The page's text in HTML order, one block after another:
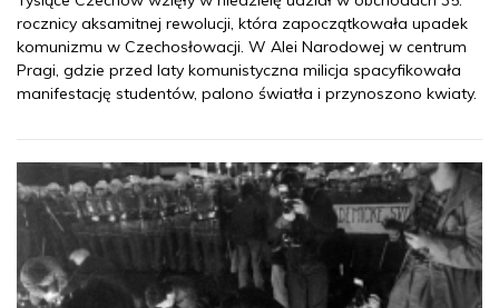
rocznicy aksamitnej rewolucji, która zapoczątkowała upadek
komunizmu w Czechosłowacji. W Alei Narodowej w centrum
Pragi, gdzie przed laty komunistyczna milicja spacyfikowała
manifestację studentów, palono światła i przynoszono kwiaty.